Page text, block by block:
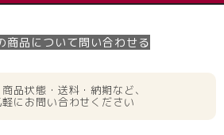
商品について問い合わせる
品状態・送料・納期など、
軽にお問い合わせください